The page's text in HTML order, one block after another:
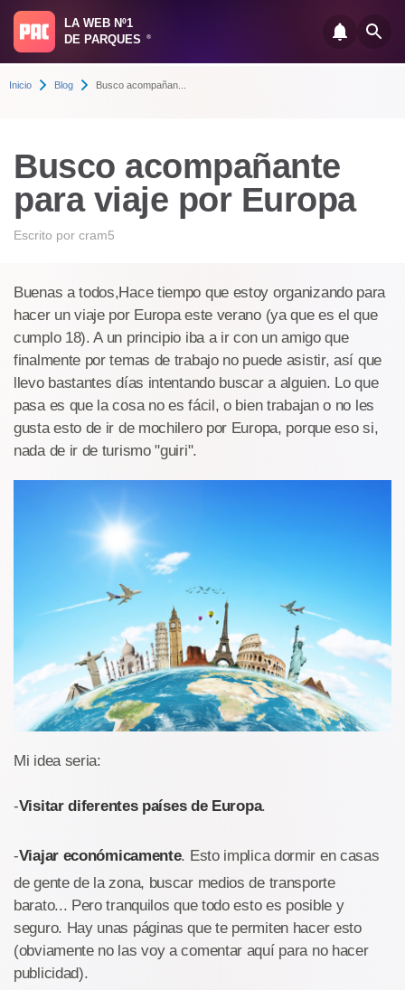
LA WEB Nº1
DE PARQUES
®
Inicio Blog Busco acompañan...
Busco acompañante
para viaje por Europa
Escrito por cram5
Buenas a todos,Hace tiempo que estoy organizando para
hacer un viaje por Europa este verano (ya que es el que
cumplo 18). A un principio iba a ir con un amigo que
finalmente por temas de trabajo no puede asistir, así que
llevo bastantes días intentando buscar a alguien. Lo que
pasa es que la cosa no es fácil, o bien trabajan o no les
gusta esto de ir de mochilero por Europa, porque eso si,
nada de ir de turismo "guiri".
Mi idea seria:
-Visitar diferentes países de Europa.
-Viajar económicamente. Esto implica dormir en casas
de gente de la zona, buscar medios de transporte
barato... Pero tranquilos que todo esto es posible y
seguro. Hay unas páginas que te permiten hacer esto
(obviamente no las voy a comentar aquí para no hacer
publicidad).